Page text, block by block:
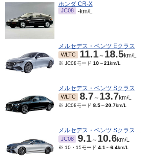
ホンダ CR-X
JC08 -km/L
メルセデス・ベンツ Eクラス
WLTC 11.1～ 18.5km/L
※ JC08モード 10～21km/L
メルセデス・ベンツ Sクラス
WLTC 8.7～ 13.7km/L
※ JC08モード 8.5～20.7km/L
メルセデス・ベンツ Sクラスクーペ
JC08 9.1～ 10.6km/L
※ 10・15モード 4.1 ～6.4km/L